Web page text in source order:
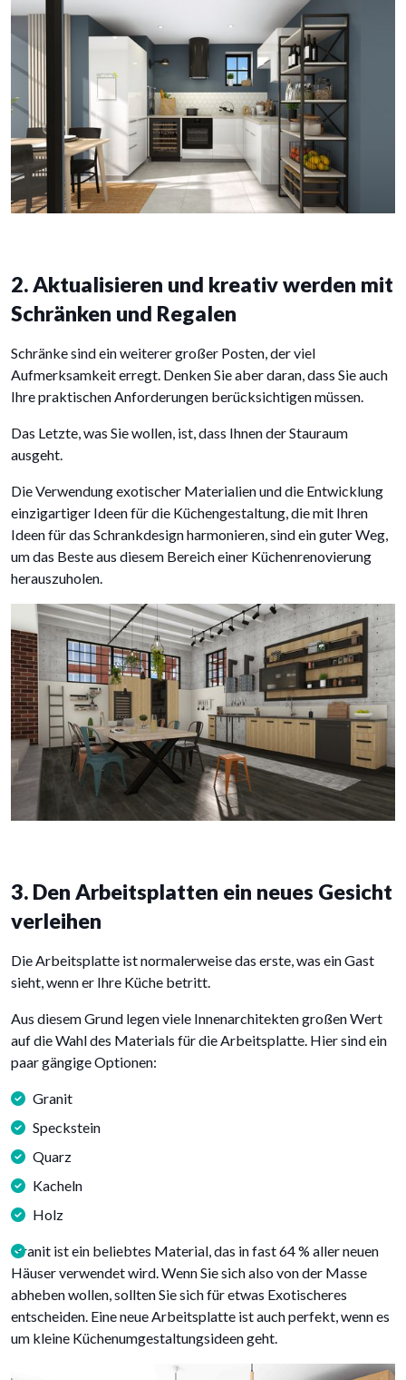
2. Aktualisieren und kreativ werden mit
Schränken und Regalen
Schränke sind ein weiterer großer Posten, der viel
Aufmerksamkeit erregt. Denken Sie aber daran, dass Sie auch
Ihre praktischen Anforderungen berücksichtigen müssen.
Das Letzte, was Sie wollen, ist, dass Ihnen der Stauraum
ausgeht.
Die Verwendung exotischer Materialien und die Entwicklung
einzigartiger Ideen für die Küchengestaltung, die mit Ihren
Ideen für das Schrankdesign harmonieren, sind ein guter Weg,
um das Beste aus diesem Bereich einer Küchenrenovierung
herauszuholen.
3. Den Arbeitsplatten ein neues Gesicht
verleihen
Die Arbeitsplatte ist normalerweise das erste, was ein Gast
sieht, wenn er Ihre Küche betritt.
Aus diesem Grund legen viele Innenarchitekten großen Wert
auf die Wahl des Materials für die Arbeitsplatte. Hier sind ein
paar gängige Optionen:
Granit
Speckstein
Quarz
Kacheln
Holz
Granit ist ein beliebtes Material, das in fast 64 % aller neuen
Häuser verwendet wird. Wenn Sie sich also von der Masse
abheben wollen, sollten Sie sich für etwas Exotischeres
entscheiden. Eine neue Arbeitsplatte ist auch perfekt, wenn es
um kleine Küchenumgestaltungsideen geht.